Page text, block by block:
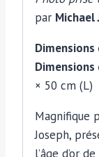
par Michael
Dimensions
× 50 cm (L)
Magnifique
Joseph,
l’âge d’or